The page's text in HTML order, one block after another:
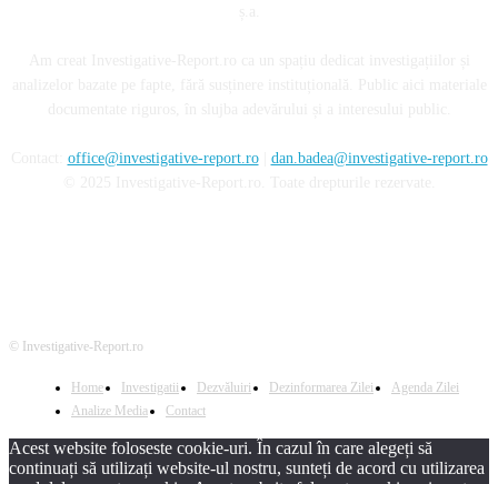
office@investigative-report.ro| dan.badea@investigative-report.ro
© Investigative-Report.ro
Home Investigatii Dezvăluiri Dezinformarea Zilei
Agenda Zilei
Analize Media
Contact
Acest website foloseste cookie-uri. În cazul în care alegeți să
continuați să utilizați website-ul nostru, sunteți de acord cu utilizarea